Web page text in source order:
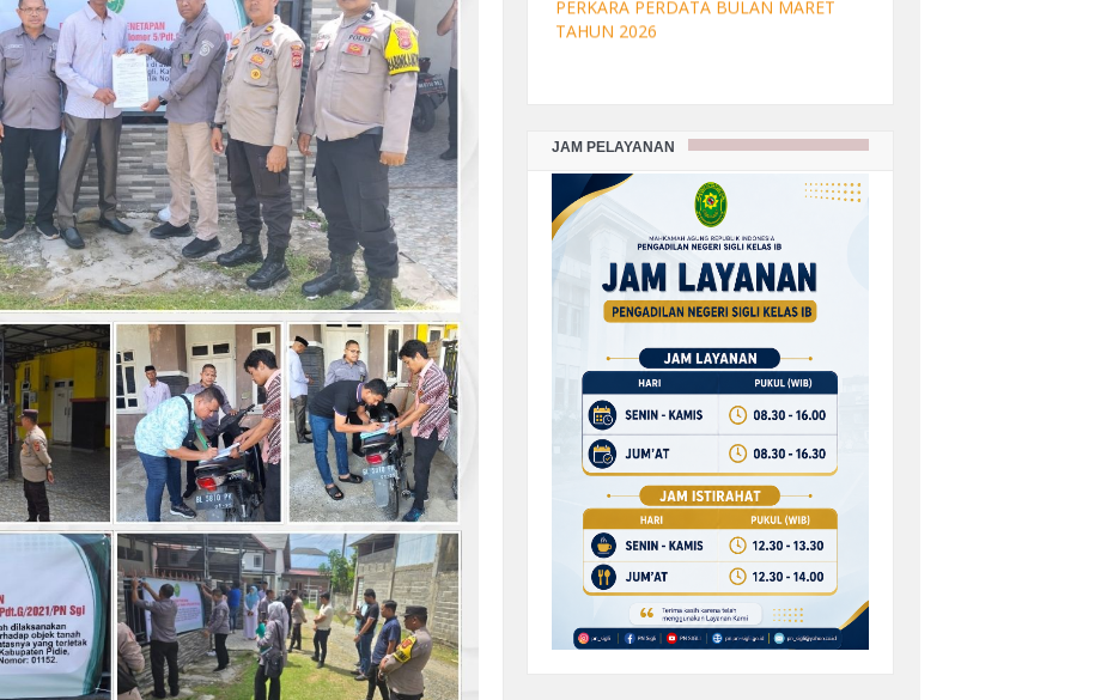
LAPORAN KEADAAN SISA PANJAR
PERKARA PERDATA BULAN MARET
LAPORAN KEADAAN SISA PANJAR
TAHUN 2026
LAPORAN KEADAAN SISA PANJAR
PERKARA PERDATA BULAN JANUARI
TAHUN 2026
LAPORAN KEADAAN SISA PANJAR
PERKARA PERDATA BULAN
DESEMBER TAHUN 2025
LAPORAN KEADAAN SISA PANJAR
PERKARA PERDATA BULAN
NOVEMBER TAHUN 2025
LAPORAN KEADAAN SISA PANJAR
PERKARA PERDATA BULAN OKTOBER
JAM PELAYANAN